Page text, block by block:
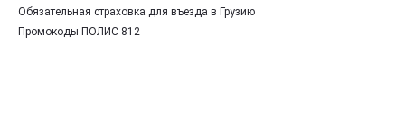
Обязательная страховка для въезда в Грузию
Промокоды ПОЛИС 812